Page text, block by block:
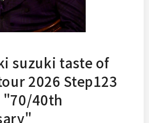
suzuki taste of
2026 Step123
"70/40th